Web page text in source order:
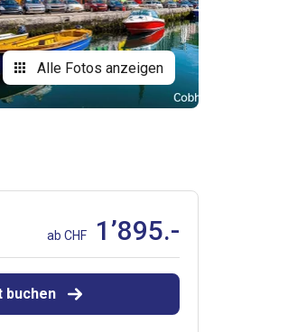
Alle Fotos anzeigen
ab CHF 1’895.-
buchen